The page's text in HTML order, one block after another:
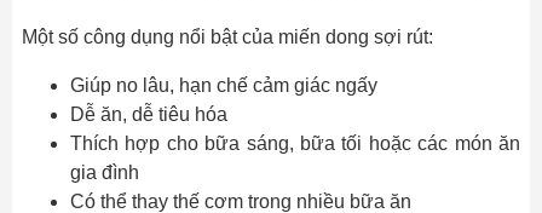
Một số công dụng nổi bật của miến dong sợi rút:
Giúp no lâu, hạn chế cảm giác ngấy
Dễ ăn, dễ tiêu hóa
Thích hợp cho bữa sáng, bữa tối hoặc các món ăn
gia đình
Có thể thay thế cơm trong nhiều bữa ăn